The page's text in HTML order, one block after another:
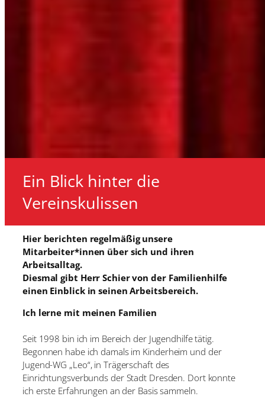
Ein Blick hinter die
Vereinskulissen
Hier berichten regelmäßig unsere
Mitarbeiter*innen über sich und ihren
Arbeitsalltag.
Diesmal gibt Herr Schier von der Familienhilfe
einen Einblick in seinen Arbeitsbereich.
Ich lerne mit meinen Familien
Seit 1998 bin ich im Bereich der Jugendhilfe tätig.
Begonnen habe ich damals im Kinderheim und der
Jugend-WG „Leo“, in Trägerschaft des
Einrichtungsverbunds der Stadt Dresden. Dort konnte
ich erste Erfahrungen an der Basis sammeln.